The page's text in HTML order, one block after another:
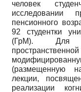
человек
исследовании
пенсионного
92 студентки
(ГрМ). Для
(размещенную
лекции,
реализации